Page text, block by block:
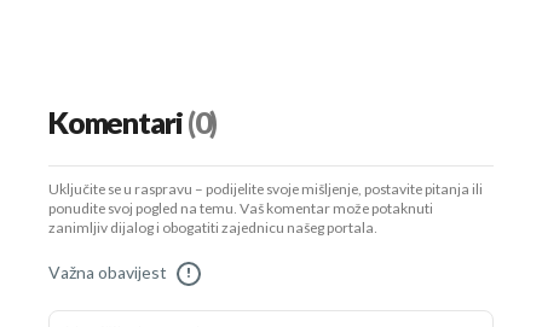
Komentari(0)
Uključite se u raspravu – podijelite svoje mišljenje, postavite pitanja ili
ponudite svoj pogled na temu. Vaš komentar može potaknuti
zanimljiv dijalog i obogatiti zajednicu našeg portala.
Važna obavijest !